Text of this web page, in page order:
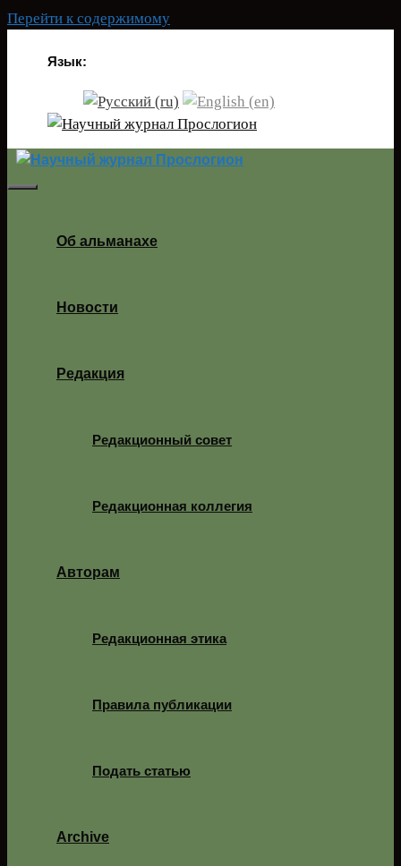
Перейти к содержимому
Язык:
Об альманахе
Новости
Редакция
Редакционный совет
Редакционная коллегия
Авторам
Редакционная этика
Правила публикации
Подать статью
Archive